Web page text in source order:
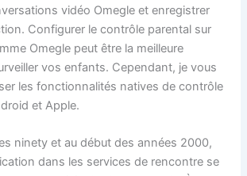
vidéo Omegle et enregistrer
Configurer le contrôle parental sur
Omegle peut être la meilleure
vos enfants. Cependant, je vous
les fonctionnalités natives de contrôle
et Apple.
ninety et au début des années 2000,
dans les services de rencontre se